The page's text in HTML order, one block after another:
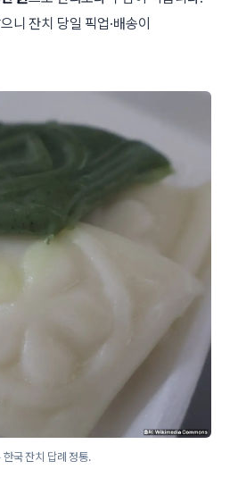
니 잔치 당일 픽업·배송이
국 잔치 답례 정통.